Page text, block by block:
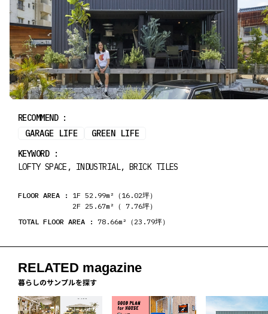
RECOMMEND :
GARAGE LIFE
GREEN LIFE
KEYWORD :
LOFTY SPACE, INDUSTRIAL, BRICK TILES
FLOOR AREA : 1F 52.99m²（16.02坪）
2F 25.67m²（ 7.76坪）
TOTAL FLOOR AREA : 78.66m²（23.79坪）
RELATED magazine
暮らしのサンプルを探す